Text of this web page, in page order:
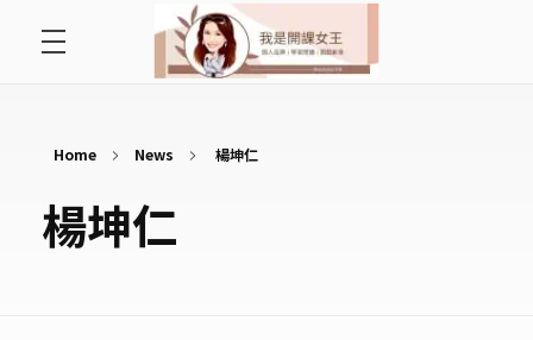
好好說故事
最愛讀書會
Home News 楊坤仁
楊坤仁